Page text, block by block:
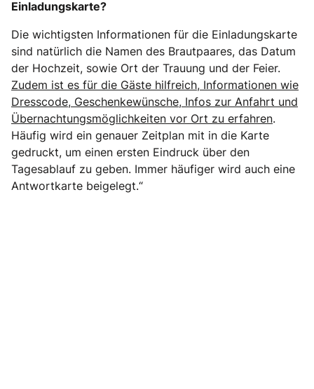
Einladungskarte?
Die wichtigsten Informationen für die Einladungskarte
sind natürlich die Namen des Brautpaares, das Datum
der Hochzeit, sowie Ort der Trauung und der Feier.
Zudem ist es für die Gäste hilfreich, Informationen wie
Dresscode, Geschenkewünsche, Infos zur Anfahrt und
Übernachtungsmöglichkeiten vor Ort zu erfahren.
Häufig wird ein genauer Zeitplan mit in die Karte
gedruckt, um einen ersten Eindruck über den
Tagesablauf zu geben. Immer häufiger wird auch eine
Antwortkarte beigelegt.“